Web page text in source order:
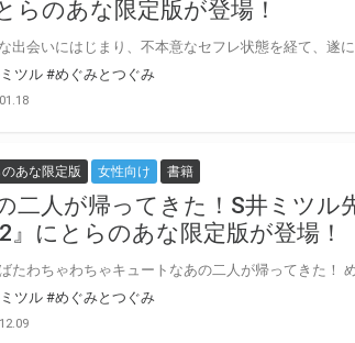
らのあな限定版が登場！
ツル #めぐみとつぐみ
のあな限定版 女性向け 書籍
二人が帰ってきた！S井ミツル
』にとらのあな限定版が登場！
ツル #めぐみとつぐみ